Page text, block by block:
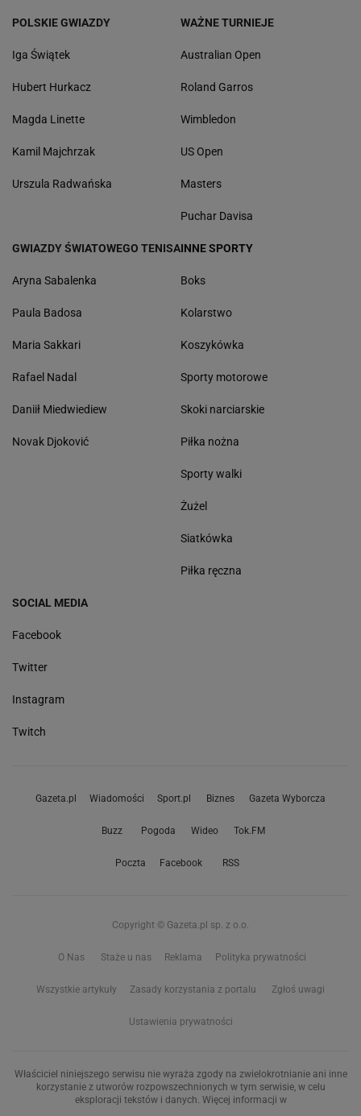
POLSKIE GWIAZDY
Iga Świątek
Hubert Hurkacz
Magda Linette
Kamil Majchrzak
Urszula Radwańska
WAŻNE TURNIEJE
Australian Open
Roland Garros
Wimbledon
US Open
Masters
Puchar Davisa
GWIAZDY ŚWIATOWEGO TENISA
Aryna Sabalenka
Paula Badosa
Maria Sakkari
Rafael Nadal
Daniił Miedwiediew
Novak Djoković
INNE SPORTY
Boks
Kolarstwo
Koszykówka
Sporty motorowe
Skoki narciarskie
Piłka nożna
Sporty walki
Żużel
Siatkówka
Piłka ręczna
SOCIAL MEDIA
Facebook
Twitter
Instagram
Twitch
Gazeta.pl Wiadomości Sport.pl Biznes Gazeta Wyborcza
Buzz Pogoda Wideo Tok.FM
Poczta Facebook RSS
Copyright © Gazeta.pl sp. z o.o.
O Nas Staże u nas Reklama Polityka prywatności
Wszystkie artykuły Zasady korzystania z portalu Zgłoś uwagi
Ustawienia prywatności
Właściciel niniejszego serwisu nie wyraża zgody na zwielokrotnianie ani inne
korzystanie z utworów rozpowszechnionych w tym serwisie, w celu
eksploracji tekstów i danych. Więcej informacji w